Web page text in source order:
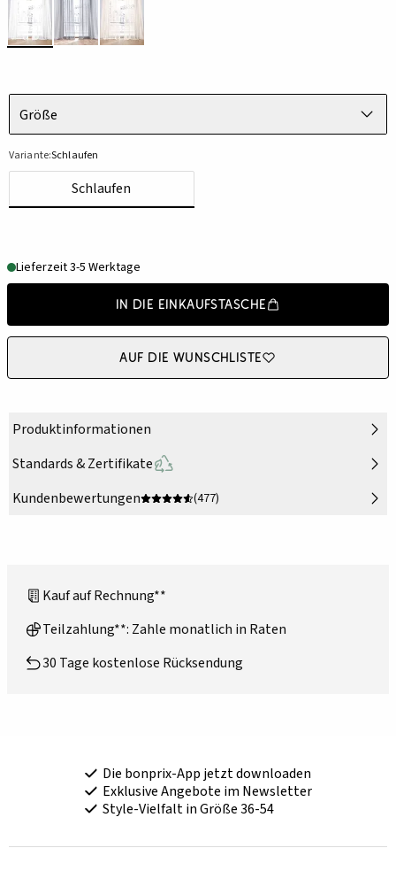
Größe
Variante:Schlaufen
Schlaufen
Lieferzeit 3-5 Werktage
In die Einkaufstasche
Auf die Wunschliste
Produktinformationen
Standards & Zertifikate
Kundenbewertungen
(477)
Kauf auf Rechnung**
Teilzahlung**: Zahle monatlich in Raten
30 Tage kostenlose Rücksendung
Die bonprix-App jetzt downloaden
Exklusive Angebote im Newsletter
Style-Vielfalt in Größe 36-54